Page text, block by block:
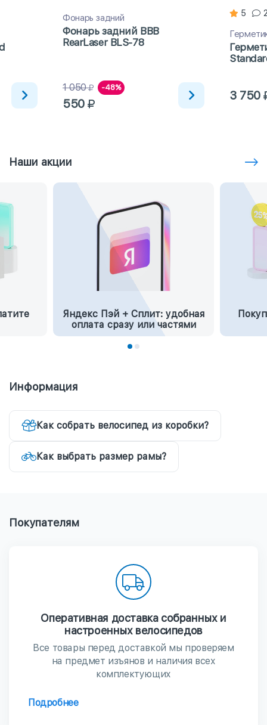
Фонарь задний
Фонарь задний BBB
RearLaser BLS-78
1 050 -48%
550
5
3 750
Наши акции
Яндекс Пэй + Сплит: удобная
оплата сразу или частями
Информация
Как собрать велосипед из коробки?
Как выбрать размер рамы?
Покупателям
Оперативная доставка собранных и
настроенных велосипедов
Все товары перед доставкой мы проверяем
на предмет изъянов и наличия всех
комплектующих
Подробнее